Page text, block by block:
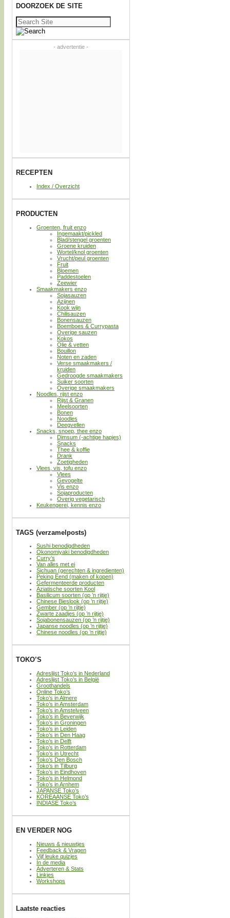
DOORZOEK DE SITE
Zoeken
naar:
- advertentie -
RECEPTEN
Index / Overzicht
PRODUCTEN
Groenten, fruit enzo
Ingemaakt/pickled
Blad/stengel groenten
Groene kruiden
Wortel/knol groenten
Vrucht/peul groenten
Fruit
Bloemen
Paddestoelen
Zeewier
Smaakmakers enzo
Sojasauzen
Azijnen
Kook wijn
Chilisauzen
Bonensauzen
Boemboes & Currypasta
Overige sauzen
Kokos
Olie & vetten
Bouillon
Noten en zaden
Verse smaakmakers /
kruiden
Gedroogde smaakmakers
Suiker soorten
Overige smaakmakers
Noodles, rijst enzo
Rijst & Granen
Meelsoorten
Bonen
Noodles
Deegvellen
Snacks, snoep, thee enzo
Dimsum (-achtige hapjes)
Snacks
Thee & koffie
Drank
Zoetigheden
Vlees, vis, tofu enzo
Vlees
Gevogelte
Vis enzo
Sojaproducten
Overig vegetarisch
Keukengerei, kennis enzo
TAGS (verzamelposts)
Sushi benodigdheden
Okonomiyaki benodigdheden
Curry’s
Van alles met ei
Sichuan (gerechten & ingredienten)
Peking Eend (maken of kopen)
Gefermenteerde producten
Aziatische soorten Kool
Basilicum soorten (op ’n rijtje)
Chinese Bieslook (op ’n rijtje)
Gember (op ’n rijtje)
Zwarte zaadjes (op ’n rijtje)
Sojabonensauzen (op ’n rijtje)
Japanse noodles (op ’n rijtje)
Chinese noodles (op ’n rijtje)
TOKO’S
Adreslijst Toko’s in Nederland
Adreslijst Toko’s in België
Groothandels
Online Toko’s
Toko’s in Almere
Toko’s in Amsterdam
Toko’s in Amstelveen
Toko’s in Beverwijk
Toko’s in Groningen
Toko’s in Leiden
Toko’s in Den Haag
Toko’s in Delft
Toko’s in Rotterdam
Toko’s in Utrecht
Toko’s Den Bosch
Toko’s in Tilburg
Toko’s in Eindhoven
Toko’s in Helmond
Toko’s in Arnhem
JAPANSE Toko’s
KOREAANSE Toko’s
INDIASE Toko’s
EN VERDER NOG
Nieuws & nieuwtjes
Feedback & Vragen
Vijf leuke quizjes
In de media
Adverteren & Stats
Linkjes
Workshops
Laatste reacties